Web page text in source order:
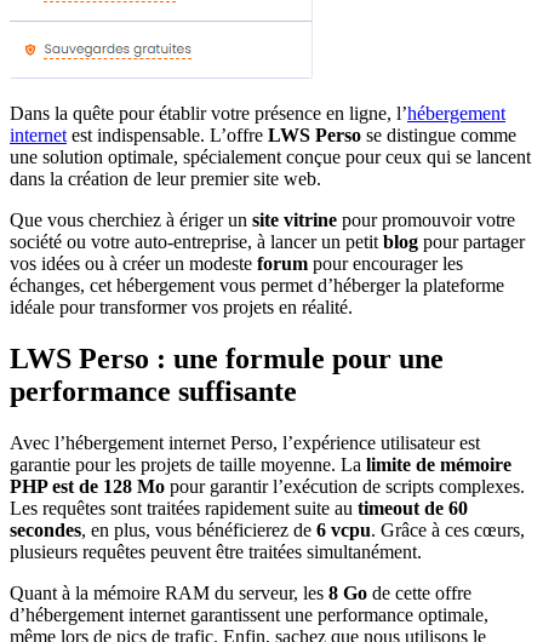
Dans la quête pour établir votre présence en ligne, l’hébergement
internet est indispensable. L’offre LWS Perso se distingue comme
une solution optimale, spécialement conçue pour ceux qui se lancent
dans la création de leur premier site web.
Que vous cherchiez à ériger un site vitrine pour promouvoir votre
société ou votre auto-entreprise, à lancer un petit blog pour partager
vos idées ou à créer un modeste forum pour encourager les
échanges, cet hébergement vous permet d’héberger la plateforme
idéale pour transformer vos projets en réalité.
LWS Perso : une formule pour une
performance suffisante
Avec l’hébergement internet Perso, l’expérience utilisateur est
garantie pour les projets de taille moyenne. La limite de mémoire
PHP est de 128 Mo pour garantir l’exécution de scripts complexes.
Les requêtes sont traitées rapidement suite au timeout de 60
secondes, en plus, vous bénéficierez de 6 vcpu. Grâce à ces cœurs,
plusieurs requêtes peuvent être traitées simultanément.
Quant à la mémoire RAM du serveur, les 8 Go de cette offre
d’hébergement internet garantissent une performance optimale,
même lors de pics de trafic. Enfin, sachez que nous utilisons le